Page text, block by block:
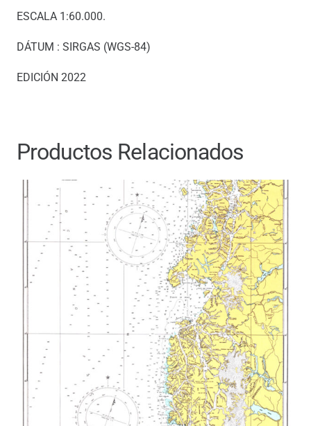
cantidad
ESCALA 1:60.000.
DÁTUM : SIRGAS (WGS-84)
EDICIÓN 2022
Productos Relacionados